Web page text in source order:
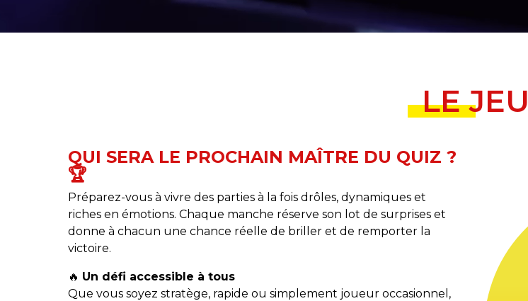
LE JEU
QUI SERA LE PROCHAIN MAÎTRE DU QUIZ ?
🏆
Préparez-vous à vivre des parties à la fois drôles, dynamiques et
riches en émotions. Chaque manche réserve son lot de surprises et
donne à chacun une chance réelle de briller et de remporter la
victoire.
🔥 Un défi accessible à tous
Que vous soyez stratège, rapide ou simplement joueur occasionnel,